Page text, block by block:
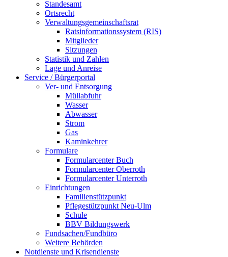
Standesamt
Ortsrecht
Verwaltungsgemeinschaftsrat
Ratsinformationssystem (RIS)
Mitglieder
Sitzungen
Statistik und Zahlen
Lage und Anreise
Service / Bürgerportal
Ver- und Entsorgung
Müllabfuhr
Wasser
Abwasser
Strom
Gas
Kaminkehrer
Formulare
Formularcenter Buch
Formularcenter Oberroth
Formularcenter Unterroth
Einrichtungen
Familienstützpunkt
Pflegestützpunkt Neu-Ulm
Schule
BBV Bildungswerk
Fundsachen/Fundbüro
Weitere Behörden
Notdienste und Krisendienste